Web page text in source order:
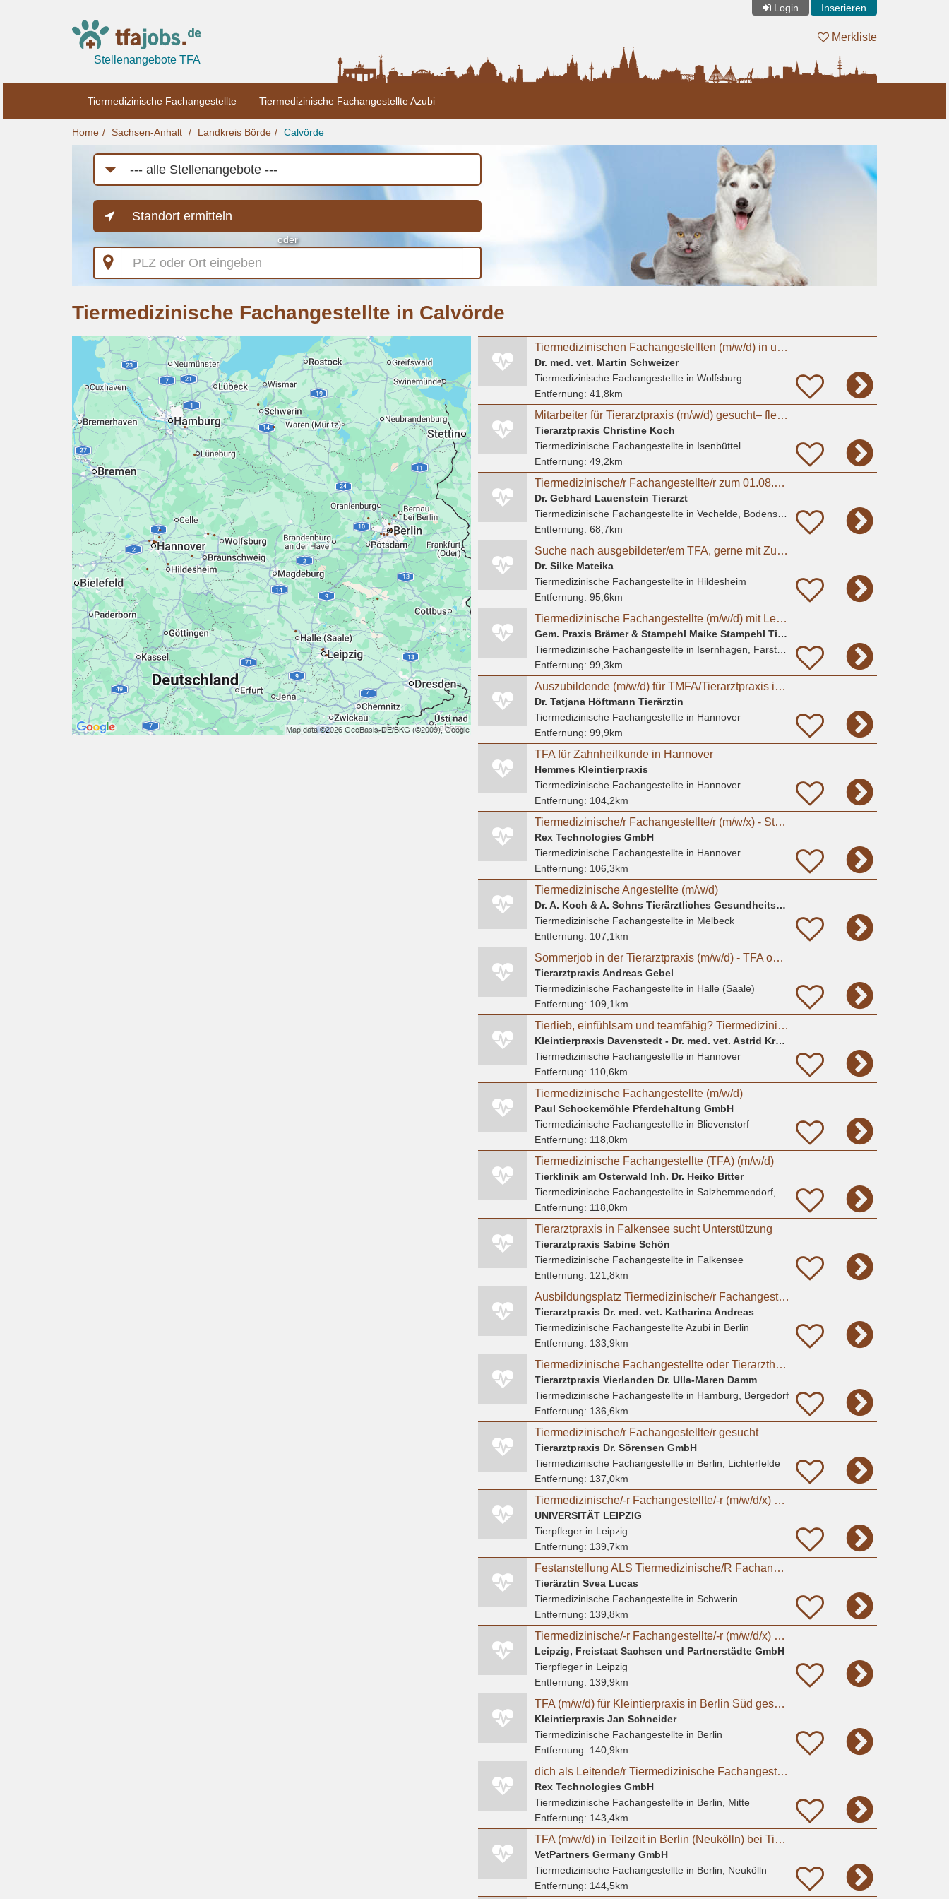
Login Inserieren
Stellenangebote TFA
Merkliste
Tiermedizinische Fachangestellte Tiermedizinische Fachangestellte Azubi
Home Sachsen-Anhalt Landkreis Börde Calvörde
Job-
Kategorie
Standort ermitteln
oder
PLZ
oder
Ort
Tiermedizinische Fachangestellte in Calvörde
Tiermedizinischen Fachangestellten (m/w/d) in unserer Kleintierarztpraxis in Fallersleben
Dr. med. vet. Martin Schweizer
Tiermedizinische Fachangestelltein Wolfsburg
Entfernung: 41,8km
Mitarbeiter für Tierarztpraxis (m/w/d) gesucht– flexible Arbeitszeiten, moderne Praxis
Tierarztpraxis Christine Koch
Tiermedizinische Fachangestelltein Isenbüttel
Entfernung: 49,2km
Tiermedizinische/r Fachangestellte/r zum 01.08.2026
Dr. Gebhard Lauenstein Tierarzt
Tiermedizinische Fachangestelltein Vechelde, Bodenstedt
Entfernung: 68,7km
Suche nach ausgebildeter/em TFA, gerne mit ZusatzqualifikationTierphysiotherapie
Dr. Silke Mateika
Tiermedizinische Fachangestelltein Hildesheim
Entfernung: 95,6km
Tiermedizinische Fachangestellte (m/w/d) mit Leidenschaft für Kleintiere gesucht
Gem. Praxis Brämer & Stampehl Maike Stampehl Tierarztpraxis
Tiermedizinische Fachangestelltein Isernhagen, Farster Bauerschaft
Entfernung: 99,3km
Auszubildende (m/w/d) für TMFA/Tierarztpraxis in Hannover gesucht
Dr. Tatjana Höftmann Tierärztin
Tiermedizinische Fachangestelltein Hannover
Entfernung: 99,9km
TFA für Zahnheilkunde in Hannover
Hemmes Kleintierpraxis
Tiermedizinische Fachangestelltein Hannover
Entfernung: 104,2km
Tiermedizinische/r Fachangestellte/r (m/w/x) - Standort Hannover
Rex Technologies GmbH
Tiermedizinische Fachangestelltein Hannover
Entfernung: 106,3km
Tiermedizinische Angestellte (m/w/d)
Dr. A. Koch & A. Sohns Tierärztliches Gesundheitszentrum Oerzen GbR
Tiermedizinische Fachangestelltein Melbeck
Entfernung: 107,1km
Sommerjob in der Tierarztpraxis (m/w/d) - TFA oder Studierende Tiermedizin
Tierarztpraxis Andreas Gebel
Tiermedizinische Fachangestelltein Halle (Saale)
Entfernung: 109,1km
Tierlieb, einfühlsam und teamfähig? Tiermedizinische Fachangestellte(m/w/d), Tierpfleger*in
Kleintierpraxis Davenstedt - Dr. med. vet. Astrid Krause-Lürig
Tiermedizinische Fachangestelltein Hannover
Entfernung: 110,6km
Tiermedizinische Fachangestellte (m/w/d)
Paul Schockemöhle Pferdehaltung GmbH
Tiermedizinische Fachangestelltein Blievenstorf
Entfernung: 118,0km
Tiermedizinische Fachangestellte (TFA) (m/w/d)
Tierklinik am Osterwald Inh. Dr. Heiko Bitter
Tiermedizinische Fachangestelltein Salzhemmendorf, Oldendorf
Entfernung: 118,0km
Tierarztpraxis in Falkensee sucht Unterstützung
Tierarztpraxis Sabine Schön
Tiermedizinische Fachangestelltein Falkensee
Entfernung: 121,8km
Ausbildungsplatz Tiermedizinische/r Fachangestellte/r gesucht?
Tierarztpraxis Dr. med. vet. Katharina Andreas
Tiermedizinische Fachangestellte Azubiin Berlin
Entfernung: 133,9km
Tiermedizinische Fachangestellte oder Tierarzthelferin
Tierarztpraxis Vierlanden Dr. Ulla-Maren Damm
Tiermedizinische Fachangestelltein Hamburg, Bergedorf
Entfernung: 136,6km
Tiermedizinische/r Fachangestellte/r gesucht
Tierarztpraxis Dr. Sörensen GmbH
Tiermedizinische Fachangestelltein Berlin, Lichterfelde
Entfernung: 137,0km
Tiermedizinische/-r Fachangestellte/-r (m/w/d/x) oder Tierpfleger/-in (m/w/d/x) für den Bereich
UNIVERSITÄT LEIPZIG
Tierpflegerin Leipzig
Entfernung: 139,7km
Festanstellung ALS Tiermedizinische/R Fachangestellte/R
Tierärztin Svea Lucas
Tiermedizinische Fachangestelltein Schwerin
Entfernung: 139,8km
Tiermedizinische/-r Fachangestellte/-r (m/w/d/x) oder Tierpfleger/in (m/w/d/x) für den Bereich
Leipzig, Freistaat Sachsen und Partnerstädte GmbH
Tierpflegerin Leipzig
Entfernung: 139,9km
TFA (m/w/d) für Kleintierpraxis in Berlin Süd gesucht (20-35h)
Kleintierpraxis Jan Schneider
Tiermedizinische Fachangestelltein Berlin
Entfernung: 140,9km
dich als Leitende/r Tiermedizinische Fachangestellte oder Fachangestellter (m/w/d) in Berlin
Rex Technologies GmbH
Tiermedizinische Fachangestelltein Berlin, Mitte
Entfernung: 143,4km
TFA (m/w/d) in Teilzeit in Berlin (Neukölln) bei Tierarztpraxis Sarah Watson
VetPartners Germany GmbH
Tiermedizinische Fachangestelltein Berlin, Neukölln
Entfernung: 144,5km